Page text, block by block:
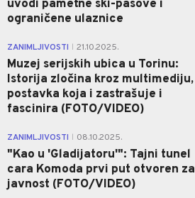
uvodi pametne ski-pasove i
ograničene ulaznice
ZANIMLJIVOSTI 21.10.2025.
Muzej serijskih ubica u Torinu:
Istorija zločina kroz multimediju,
postavka koja i zastrašuje i
fascinira (FOTO/VIDEO)
ZANIMLJIVOSTI 08.10.2025.
"Kao u 'Gladijatoru'": Tajni tunel
cara Komoda prvi put otvoren za
javnost (FOTO/VIDEO)